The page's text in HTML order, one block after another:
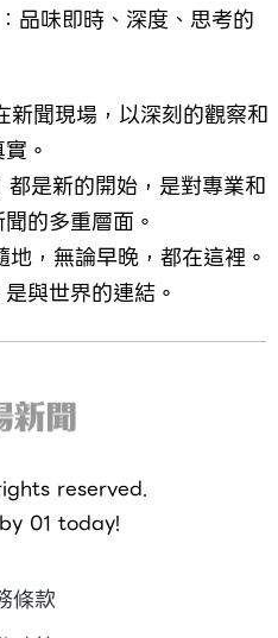
品味即時、深度、思考的
聞現場，以深刻的觀察和
。
是新的開始，是對專業和
的多重層面。
，無論早晚，都在這裡。
與世界的連結。
reserved.
01 today!
條款